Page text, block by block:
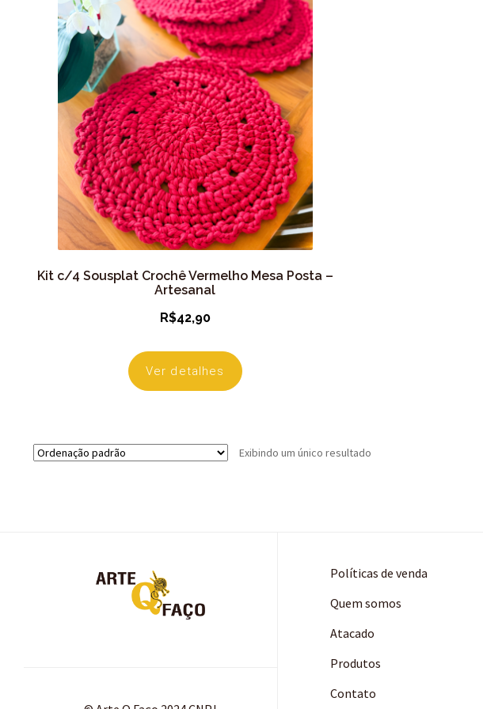
Kit c/4 Sousplat Crochê Vermelho Mesa Posta –
Artesanal
R$42,90
Ver detalhes
Exibindo um único resultado
Políticas de venda
Quem somos
Atacado
Produtos
Contato